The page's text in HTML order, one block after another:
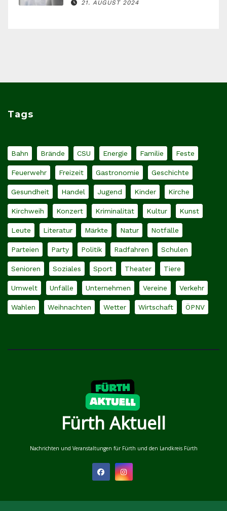
21. AUGUST 2024
Tags
Bahn Brände CSU Energie Familie Feste
Feuerwehr Freizeit Gastronomie Geschichte
Gesundheit Handel Jugend Kinder Kirche
Kirchweih Konzert Kriminalität Kultur Kunst
Leute Literatur Märkte Natur Notfälle
Parteien Party Politik Radfahren Schulen
Senioren Soziales Sport Theater Tiere
Umwelt Unfälle Unternehmen Vereine Verkehr
Wahlen Weihnachten Wetter Wirtschaft ÖPNV
Fürth Aktuell
Nachrichten und Veranstaltungen für Fürth und den Landkreis Fürth